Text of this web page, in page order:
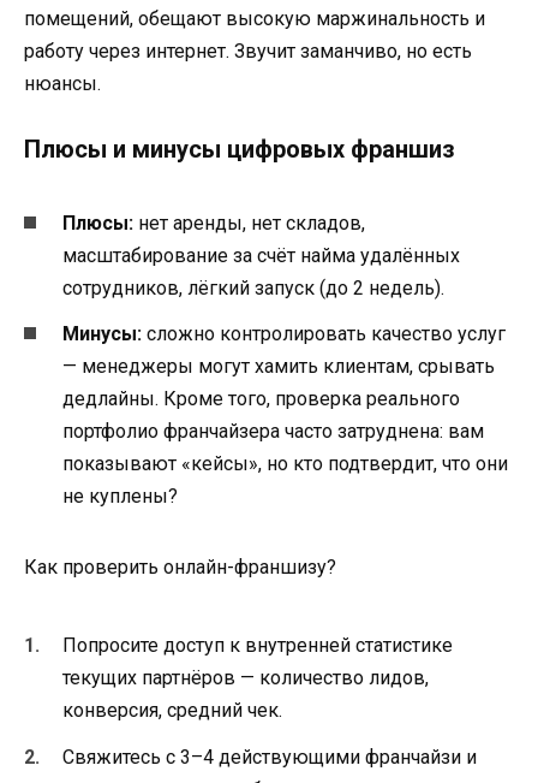
помещений, обещают высокую маржинальность и
работу через интернет. Звучит заманчиво, но есть
нюансы.
Плюсы и минусы цифровых франшиз
Плюсы: нет аренды, нет складов,
масштабирование за счёт найма удалённых
сотрудников, лёгкий запуск (до 2 недель).
Минусы: сложно контролировать качество услуг
— менеджеры могут хамить клиентам, срывать
дедлайны. Кроме того, проверка реального
портфолио франчайзера часто затруднена: вам
показывают «кейсы», но кто подтвердит, что они
не куплены?
Как проверить онлайн-франшизу?
Попросите доступ к внутренней статистике
текущих партнёров — количество лидов,
конверсия, средний чек.
Свяжитесь с 3–4 действующими франчайзи и